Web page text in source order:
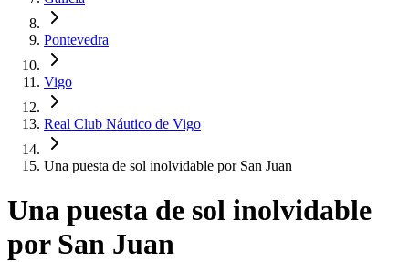
Pontevedra
Vigo
Real Club Náutico de Vigo
Una puesta de sol inolvidable por San Juan
Una puesta de sol inolvidable
por San Juan